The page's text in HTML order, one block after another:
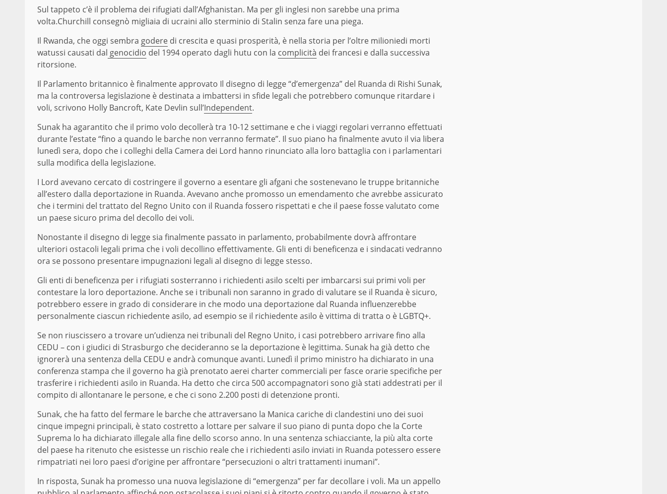
Sul tappeto c’è il problema dei rifugiati dall’Afghanistan. Ma per gli inglesi non sarebbe una prima
volta.Churchill consegnò migliaia di ucraini allo sterminio di Stalin senza fare una piega.
Il Rwanda, che oggi sembra godere di crescita e quasi prosperità, è nella storia per l’oltre milioniedi morti
watussi causati dal genocidio del 1994 operato dagli hutu con la complicità dei francesi e dalla successiva
ritorsione.
Il Parlamento britannico è finalmente approvato Il disegno di legge “d’emergenza” del Ruanda di Rishi Sunak,
ma la controversa legislazione è destinata a imbattersi in sfide legali che potrebbero comunque ritardare i
voli, scrivono Holly Bancroft, Kate Devlin sull’Independent.
Sunak ha agarantito che il primo volo decollerà tra 10-12 settimane e che i viaggi regolari verranno effettuati
durante l’estate “fino a quando le barche non verranno fermate”. Il suo piano ha finalmente avuto il via libera
lunedì sera, dopo che i colleghi della Camera dei Lord hanno rinunciato alla loro battaglia con i parlamentari
sulla modifica della legislazione.
I Lord avevano cercato di costringere il governo a esentare gli afgani che sostenevano le truppe britanniche
all’estero dalla deportazione in Ruanda. Avevano anche promosso un emendamento che avrebbe assicurato
che i termini del trattato del Regno Unito con il Ruanda fossero rispettati e che il paese fosse valutato come
un paese sicuro prima del decollo dei voli.
Nonostante il disegno di legge sia finalmente passato in parlamento, probabilmente dovrà affrontare
ulteriori ostacoli legali prima che i voli decollino effettivamente. Gli enti di beneficenza e i sindacati vedranno
ora se possono presentare impugnazioni legali al disegno di legge stesso.
Gli enti di beneficenza per i rifugiati sosterranno i richiedenti asilo scelti per imbarcarsi sui primi voli per
contestare la loro deportazione. Anche se i tribunali non saranno in grado di valutare se il Ruanda è sicuro,
potrebbero essere in grado di considerare in che modo una deportazione dal Ruanda influenzerebbe
personalmente ciascun richiedente asilo, ad esempio se il richiedente asilo è vittima di tratta o è LGBTQ+.
Se non riuscissero a trovare un’udienza nei tribunali del Regno Unito, i casi potrebbero arrivare fino alla
CEDU – con i giudici di Strasburgo che decideranno se la deportazione è legittima. Sunak ha già detto che
ignorerà una sentenza della CEDU e andrà comunque avanti. Lunedì il primo ministro ha dichiarato in una
conferenza stampa che il governo ha già prenotato aerei charter commerciali per fasce orarie specifiche per
trasferire i richiedenti asilo in Ruanda. Ha detto che circa 500 accompagnatori sono già stati addestrati per il
compito di allontanare le persone, e che ci sono 2.200 posti di detenzione pronti.
Sunak, che ha fatto del fermare le barche che attraversano la Manica cariche di clandestini uno dei suoi
cinque impegni principali, è stato costretto a lottare per salvare il suo piano di punta dopo che la Corte
Suprema lo ha dichiarato illegale alla fine dello scorso anno. In una sentenza schiacciante, la più alta corte
del paese ha ritenuto che esistesse un rischio reale che i richiedenti asilo inviati in Ruanda potessero essere
rimpatriati nei loro paesi d’origine per affrontare “persecuzioni o altri trattamenti inumani”.
In risposta, Sunak ha promesso una nuova legislazione di “emergenza” per far decollare i voli. Ma un appello